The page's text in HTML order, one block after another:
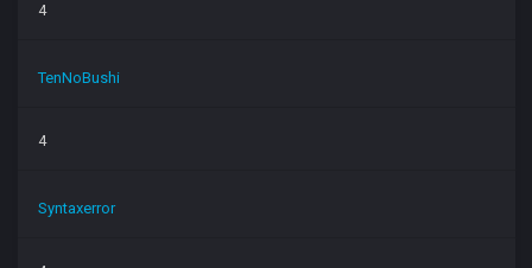
4
TenNoBushi
4
Syntaxerror